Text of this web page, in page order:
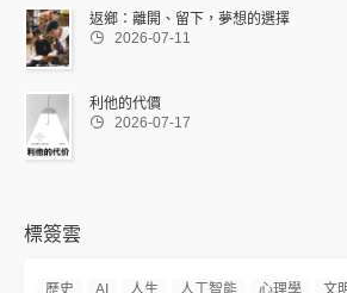
返鄉：離開、留下，夢想的選擇
 2026-07-11
利他的代價
 2026-07-17
標簽雲
歷史 AI 人生 人工智能 心理學 文